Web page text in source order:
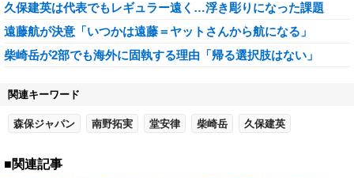
久保建英は代表でもレギュラー遠く…浮き彫りになった課題
遠藤航が決意「いつかは遠藤＝ヤットさんから航になる」
柴崎岳が2部でも海外に固執する理由「帰る選択肢はない」
関連キーワード
森保ジャパン 南野拓実 堂安律 柴崎岳 久保建英
■関連記事